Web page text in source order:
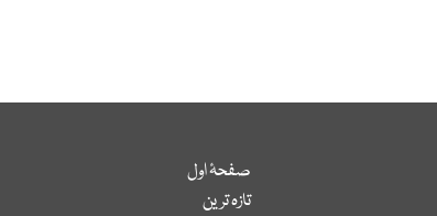
صفحۂ اول
تازہ ترین